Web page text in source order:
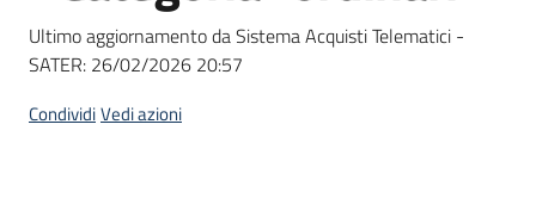
English
site
Ultimo aggiornamento da Sistema Acquisti Telematici -
SATER: 26/02/2026 20:57
CondividiVedi azioni